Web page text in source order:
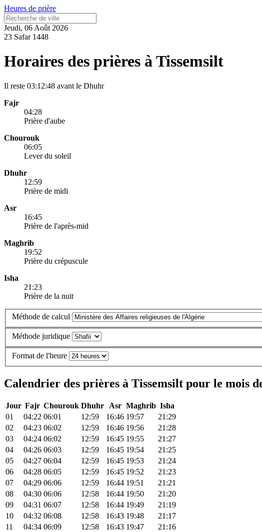
Heures de prière
Jeudi, 06 Août 2026
23 Safar 1448
Horaires des prières à Tissemsilt
Il reste 03:12:48 avant le Dhuhr
Fajr
04:28
Prière d'aube
Chourouk
06:05
Lever du soleil
Dhuhr
12:59
Prière de midi
Asr
16:45
Prière de l'après-mid
Maghrib
19:52
Prière du crépuscule
Isha
21:23
Prière de la nuit
Méthode de calcul
Méthode juridique
Format de l'heure
Calendrier des prières à Tissemsilt pour le mois
Jour Fajr Chourouk Dhuhr Asr Maghrib Isha
01
04:22 06:01 12:59 16:46 19:57
21:29
02
04:23 06:02 12:59 16:46 19:56
21:28
03
04:24 06:02 12:59 16:45 19:55
21:27
04
04:26 06:03 12:59 16:45 19:54
21:25
05
04:27 06:04 12:59 16:45 19:53
21:24
06
04:28 06:05 12:59 16:45 19:52
21:23
07
04:29 06:06 12:59 16:44 19:51
21:21
08
04:30 06:06 12:58 16:44 19:50
21:20
09
04:31 06:07 12:58 16:44 19:49
21:19
10
04:32 06:08 12:58 16:43 19:48
21:17
11
04:34 06:09 12:58 16:43 19:47
21:16